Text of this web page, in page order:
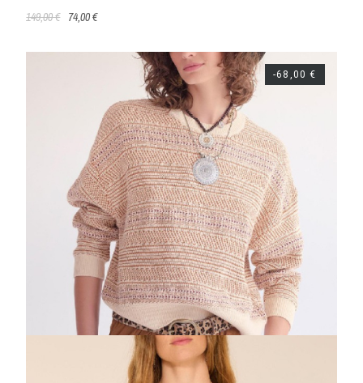
149,00 € 74,00 €
-68,00 €